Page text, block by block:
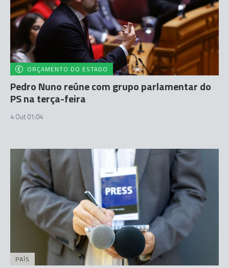
ORÇAMENTO DO ESTADO
Pedro Nuno reúne com grupo parlamentar do
PS na terça-feira
4 Out 01:04
PAÍS